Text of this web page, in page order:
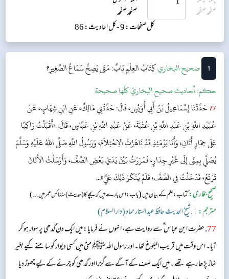
کل صفحات: 9 - کل احادیث: 86
1 ‌‌صحيح البخاريكِتَابُ العِلْمِبَابٌ: مَتَى يَصِحُّ سَمَاعُ الصَّغِيرِ؟
حکم:أحاديث صحيح البخاريّ كلّها صحيحة
77حَدَّثَنَا إِسْمَاعِيلُ بْنُ أَبِي أُوَيْسٍ، قَالَ: حَدَّثَنِي مَالِكٌ، عَنِ ابْنِ شِهَابٍ، عَنْ
عُبَيْدِ اللَّهِ بْنِ عَبْدِ اللَّهِ بْنِ عُتْبَةَ، عَنْ عَبْدِ اللَّهِ بْنِ عَبَّاسٍ، قَالَ: «أَقْبَلْتُ رَاكِبًا
عَلَى حِمَارٍ أَتَانٍ، وَأَنَا يَوْمَئِذٍ قَدْ نَاهَزْتُ الِاحْتِلاَمَ، وَرَسُولُ اللَّهِ صَلَّى اللهُ عَلَيْهِ وَسَلَّمَ
يُصَلِّي بِمِنًى إِلَى غَيْرِ جِدَارٍ، فَمَرَرْتُ بَيْنَ يَدَيْ بَعْضِ الصَّفِّ، وَأَرْسَلْتُ الأَتَانَ
تَرْتَعُ، فَدَخَلْتُ فِي الصَّفِّ، فَلَمْ يُنْكَرْ ذَلِكَ عَلَيَّ»...
صحیح بخاری:کتاب: علم کے بیان میں(باب:اس بارے میں کہ بچے کا(حدیث) سننا کس عمر میں...)
مترجم: ١. شیخ الحدیث حافظ عبد الستار حماد (دار السلام)
77 . حضرت ابن عباس ؓ سے روایت ہے، انہوں نے فرمایا: میں ایک دن گدھی پر سوار ہو کر
آیا۔ اس وقت میں قریب البلوغ تھا۔ اور رسول اللہ ﷺ منیٰ میں کسی دیوار کو سامنے کیے بغیر
نماز پڑھا رہے تھے۔ میں ایک صف کے آگے سے گزرا اور گدھی کو چرنے کے لیے چھوڑ دیا